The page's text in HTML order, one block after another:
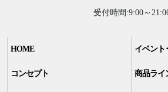
受付時間:9:00～
HOME イベント
コンセプト 商品ライ